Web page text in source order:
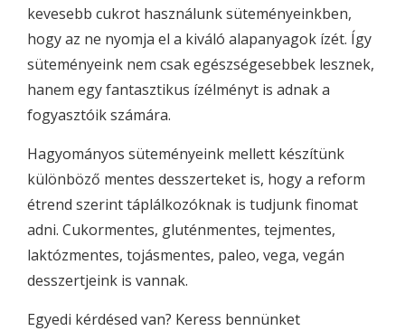
kevesebb cukrot használunk süteményeinkben,
hogy az ne nyomja el a kiváló alapanyagok ízét. Így
süteményeink nem csak egészségesebbek lesznek,
hanem egy fantasztikus ízélményt is adnak a
fogyasztóik számára.
Hagyományos süteményeink mellett készítünk
különböző mentes desszerteket is, hogy a reform
étrend szerint táplálkozóknak is tudjunk finomat
adni. Cukormentes, gluténmentes, tejmentes,
laktózmentes, tojásmentes, paleo, vega, vegán
desszertjeink is vannak.
Egyedi kérdésed van? Keress bennünket